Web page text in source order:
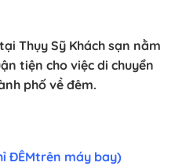
Thụy Sỹ Khách sạn nằm
tiện cho việc di chuyển
phố về đêm.
ĐÊMtrên máy bay)